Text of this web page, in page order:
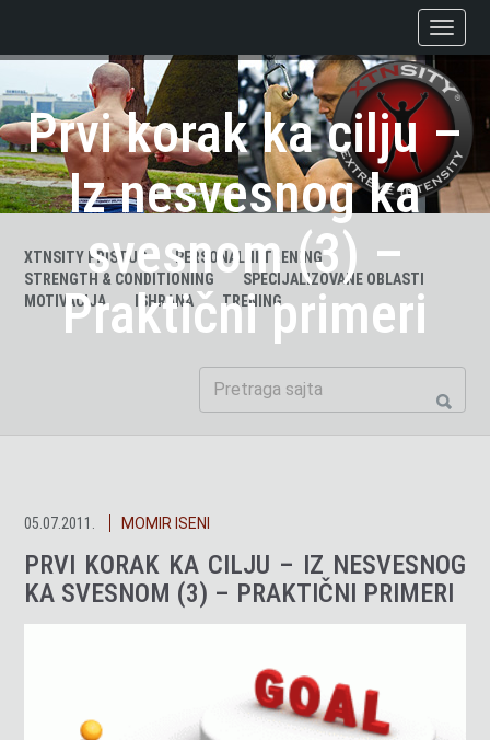
Prvi korak ka cilju –
Iz nesvesnog ka
svesnom (3) –
Praktični primeri
XTNSITY PRISTUP
PERSONALNI TRENING
STRENGTH & CONDITIONING
SPECIJALIZOVANE OBLASTI
MOTIVACIJA
ISHRANA TRENING
05.07.2011. MOMIR ISENI
PRVI KORAK KA CILJU – IZ NESVESNOG
KA SVESNOM (3) – PRAKTIČNI PRIMERI